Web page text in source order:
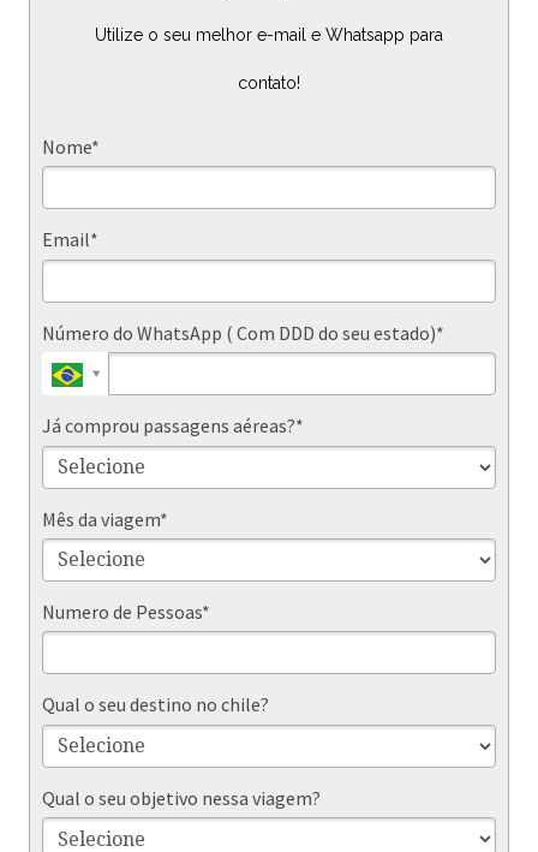
Utilize o seu melhor e-mail e Whatsapp para
contato!
Nome*
Email*
Número do WhatsApp ( Com DDD do seu estado)*
Já comprou passagens aéreas?*
Mês da viagem*
Numero de Pessoas*
Qual o seu destino no chile?
Qual o seu objetivo nessa viagem?